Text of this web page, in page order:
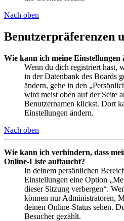
Nach oben
Benutzerpräferenzen
Wie kann ich meine Einstellungen
Wenn du dich registriert hast,
in der Datenbank des Boards
ändern, gehe in den
wird meist oben auf der Seite
Benutzernamen klickst. Dort
Einstellungen ändern.
Nach oben
Wie kann ich verhindern, dass
Online-Liste auftaucht?
In deinem persönlichen
Einstellungen eine Option
dieser Sitzung verbergen“.
können nur Administratoren,
deinen Online-Status sehen.
Besucher gezählt.